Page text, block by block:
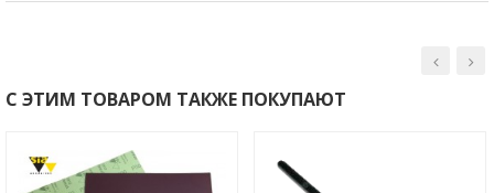
С ЭТИМ ТОВАРОМ ТАКЖЕ ПОКУПАЮТ